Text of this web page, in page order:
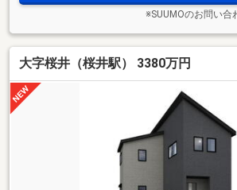
※SUUMOのお問い合
大字桜井（桜井駅） 3380万円